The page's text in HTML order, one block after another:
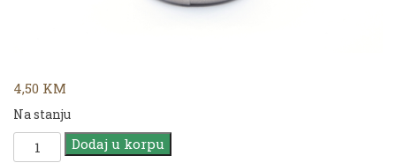
4,50 KM
Na stanju
CADENCE
Akrilik
Dodaj u korpu